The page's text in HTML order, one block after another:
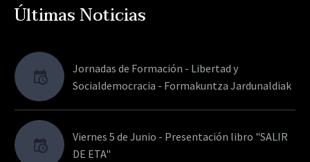
Últimas Noticias
Jornadas de Formación - Libertad y
Socialdemocracia - Formakuntza Jardunaldiak
Viernes 5 de Junio - Presentación libro "SALIR
DE ETA"